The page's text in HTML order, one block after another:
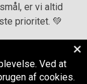
er vi altid
prioritet. 💚